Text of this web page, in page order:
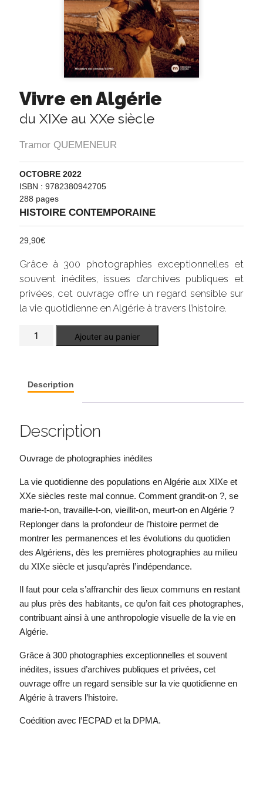
Vivre en Algérie
du XIXe au XXe siècle
Tramor QUEMENEUR
OCTOBRE 2022
ISBN : 9782380942705
288 pages
HISTOIRE CONTEMPORAINE
29,90€
Grâce à 300 photographies exceptionnelles et
souvent inédites, issues d’archives publiques et
privées, cet ouvrage offre un regard sensible sur
la vie quotidienne en Algérie à travers l’histoire.
Ajouter au panier
Description
Description
Ouvrage de photographies inédites
La vie quotidienne des populations en Algérie aux XIXe et
XXe siècles reste mal connue. Comment grandit-on ?, se
marie-t-on, travaille-t-on, vieillit-on, meurt-on en Algérie ?
Replonger dans la profondeur de l’histoire permet de
montrer les permanences et les évolutions du quotidien
des Algériens, dès les premières photographies au milieu
du XIXe siècle et jusqu’après l’indépendance.
Il faut pour cela s’affranchir des lieux communs en restant
au plus près des habitants, ce qu’on fait ces photographes,
contribuant ainsi à une anthropologie visuelle de la vie en
Algérie.
Grâce à 300 photographies exceptionnelles et souvent
inédites, issues d’archives publiques et privées, cet
ouvrage offre un regard sensible sur la vie quotidienne en
Algérie à travers l’histoire.
Coédition avec l’ECPAD et la DPMA.